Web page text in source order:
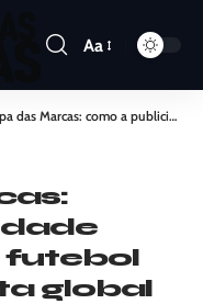
Aa
Marcas: como a publicidade transformou o futebol em uma disputa global de atenção
futebol
global